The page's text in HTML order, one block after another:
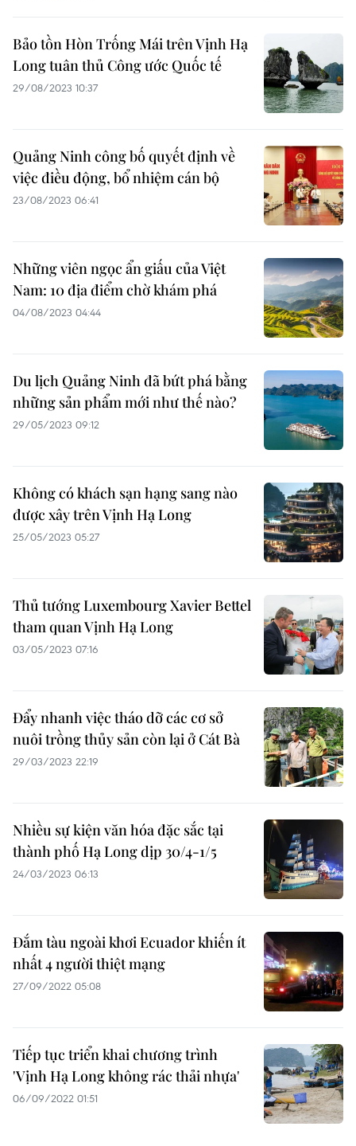
Bảo tồn Hòn Trống Mái trên Vịnh Hạ
Long tuân thủ Công ước Quốc tế
29/08/2023 10:37
Quảng Ninh công bố quyết định về
việc điều động, bổ nhiệm cán bộ
23/08/2023 06:41
Những viên ngọc ẩn giấu của Việt
Nam: 10 địa điểm chờ khám phá
04/08/2023 04:44
Du lịch Quảng Ninh đã bứt phá bằng
những sản phẩm mới như thế nào?
29/05/2023 09:12
Không có khách sạn hạng sang nào
được xây trên Vịnh Hạ Long
25/05/2023 05:27
Thủ tướng Luxembourg Xavier Bettel
tham quan Vịnh Hạ Long
03/05/2023 07:16
Đẩy nhanh việc tháo dỡ các cơ sở
nuôi trồng thủy sản còn lại ở Cát Bà
29/03/2023 22:19
Nhiều sự kiện văn hóa đặc sắc tại
thành phố Hạ Long dịp 30/4-1/5
24/03/2023 06:13
Đắm tàu ngoài khơi Ecuador khiến ít
nhất 4 người thiệt mạng
27/09/2022 05:08
Tiếp tục triển khai chương trình
'Vịnh Hạ Long không rác thải nhựa'
06/09/2022 01:51